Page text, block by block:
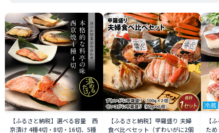
【ふるさと納税】選べる容量 西
京漬け 4種4切・8切・16切、5種
【ふるさと納税】甲羅盛り 夫婦
食べ比べセット（ずわいがに2個
【
た